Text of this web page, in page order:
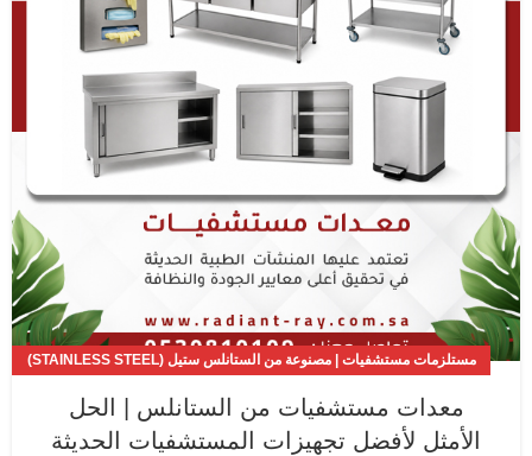
مستلزمات مستشفيات | مصنوعة من الستانلس ستيل (STAINLESS STEEL)
معدات مستشفيات من الستانلس | الحل
الأمثل لأفضل تجهيزات المستشفيات الحديثة